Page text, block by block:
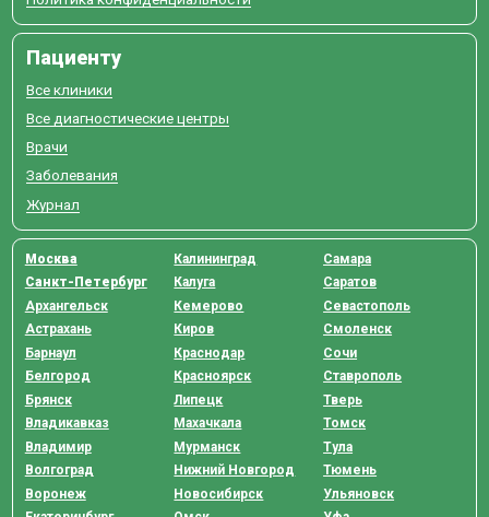
Пациенту
Все клиники
Все диагностические центры
Врачи
Заболевания
Журнал
Москва
Санкт-Петербург
Архангельск
Астрахань
Барнаул
Белгород
Брянск
Владикавказ
Владимир
Волгоград
Воронеж
Калининград
Калуга
Кемерово
Киров
Краснодар
Красноярск
Липецк
Махачкала
Мурманск
Нижний Новгород
Новосибирск
Самара
Саратов
Севастополь
Смоленск
Сочи
Ставрополь
Тверь
Томск
Тула
Тюмень
Ульяновск